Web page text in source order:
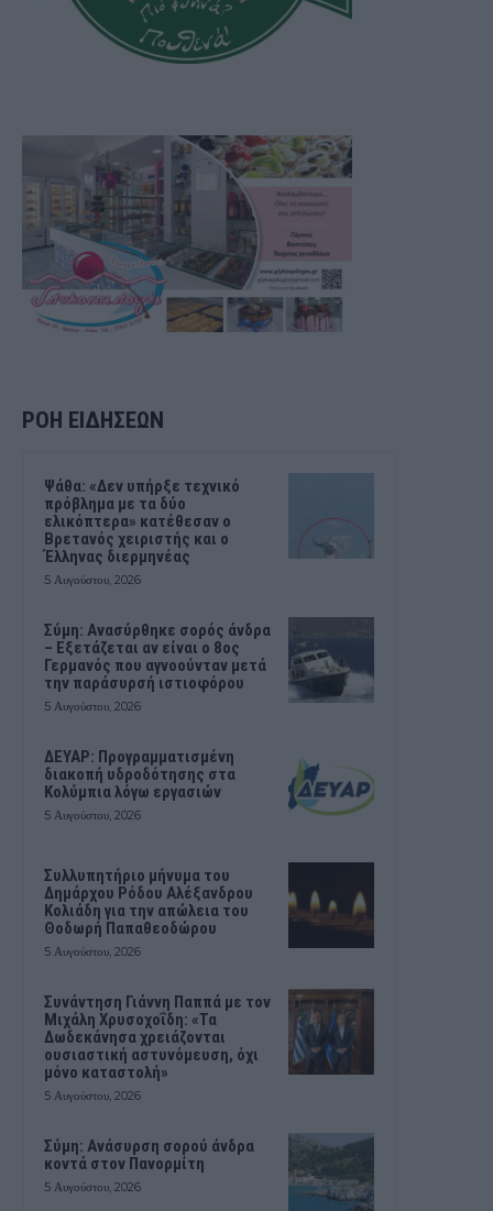
ΡΟΗ ΕΙΔΗΣΕΩΝ
Ψάθα: «Δεν υπήρξε τεχνικό
πρόβλημα με τα δύο
ελικόπτερα» κατέθεσαν ο
Βρετανός χειριστής και ο
Έλληνας διερμηνέας
5 Αυγούστου, 2026
Σύμη: Ανασύρθηκε σορός άνδρα
– Εξετάζεται αν είναι ο 8ος
Γερμανός που αγνοούνταν μετά
την παράσυρσή ιστιοφόρου
5 Αυγούστου, 2026
ΔΕΥΑΡ: Προγραμματισμένη
διακοπή υδροδότησης στα
Κολύμπια λόγω εργασιών
5 Αυγούστου, 2026
Συλλυπητήριο μήνυμα του
Δημάρχου Ρόδου Αλέξανδρου
Κολιάδη για την απώλεια του
Θοδωρή Παπαθεοδώρου
5 Αυγούστου, 2026
Συνάντηση Γιάννη Παππά με τον
Μιχάλη Χρυσοχοΐδη: «Τα
Δωδεκάνησα χρειάζονται
ουσιαστική αστυνόμευση, όχι
μόνο καταστολή»
5 Αυγούστου, 2026
Σύμη: Ανάσυρση σορού άνδρα
κοντά στον Πανορμίτη
5 Αυγούστου, 2026